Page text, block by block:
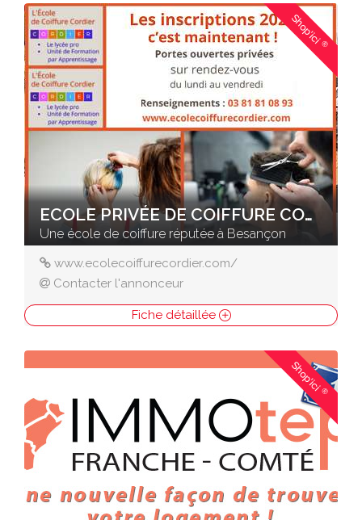
Shop'ici®
ECOLE PRIVÉE DE COIFFURE CORDIER
Une école de coiffure réputée à Besançon
www.ecolecoiffurecordier.com/
Contacter l'annonceur
Fiche détaillée
Shop'ici®